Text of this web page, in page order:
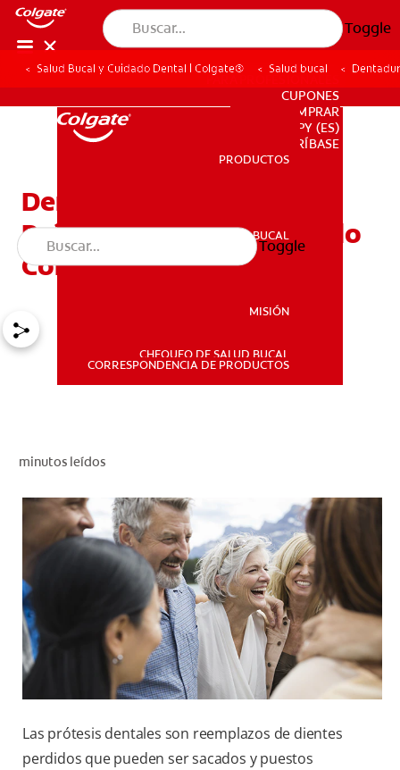
Toggle
PRODUCTOS
SALUD BUCAL
PARA PROFESIONALES
CUPONES
DONDE COMPRAR
SUSCRÍBASE
PARA PROFESIONALES
CUPONES
DONDE COMPRAR
PY (ES)
SUSCRÍBASE
PRODUCTOS
SALUD BUCAL
MISIÓN
CHEQUEO DE SALUD BUCAL
CORRESPONDENCIA DE PRODUCTOS
Toggle
Salud Bucal y Cuidado Dental | Colgate® Salud bucal
Dentaduras Completas,
Prótesis Parciales, Cuidado
Con Las Prótesis
minutos leídos
Las prótesis dentales son reemplazos de dientes
perdidos que pueden ser sacados y puestos